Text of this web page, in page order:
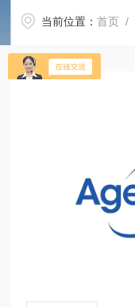
当前位置：首页 /